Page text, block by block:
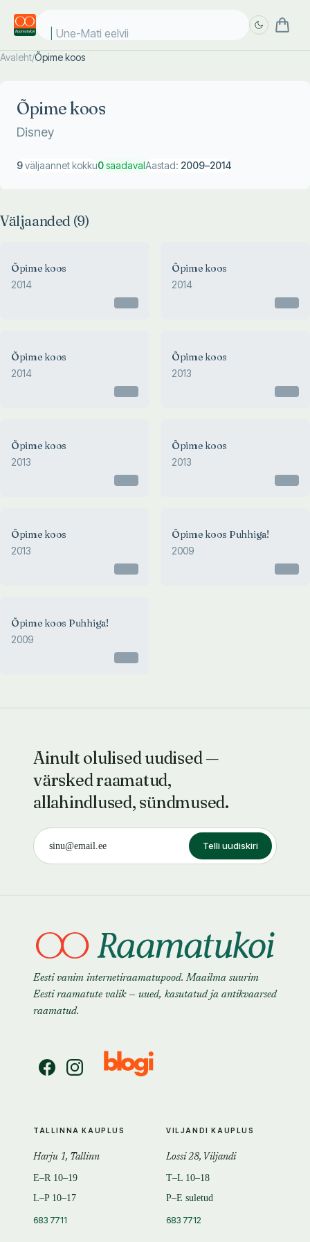
Une-Mati eelviim
Avaleht/Õpime koos
Õpime koos
Disney
9väljaannet kokku0saadavalAastad: 2009–2014
Väljaanded (9)
Õpime koos
2014
Õpime koos
2014
Õpime koos
2014
Õpime koos
2013
Õpime koos
2013
Õpime koos
2013
Õpime koos
2013
Õpime koos Puhhiga!
2009
Õpime koos Puhhiga!
2009
Ainult olulised uudised —
värsked raamatud,
allahindlused, sündmused.
Telli uudiskiri
Eesti vanim internetiraamatupood. Maailma suurim
Eesti raamatute valik — uued, kasutatud ja antikvaarsed
raamatud.
TALLINNA KAUPLUS
Harju 1, Tallinn
E–R 10–19
L–P 10–17
683 7711
VILJANDI KAUPLUS
Lossi 28, Viljandi
T–L 10–18
P–E suletud
683 7712